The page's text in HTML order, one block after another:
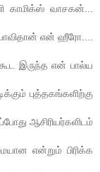
காமிக்ஸ் வாசகன்...
என் ஹீரோ....
இருந்த என் பால்ய
புத்தகங்களிற்கு
ஆசிரியர்களிடம்
என்றும் பிரிக்க